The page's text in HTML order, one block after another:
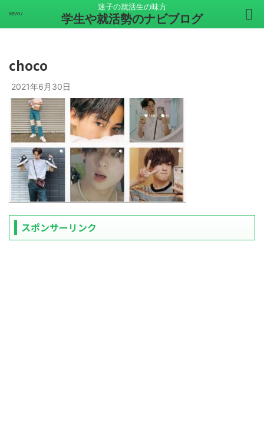
迷子の就活生の味方
学生や就活勢のナビブログ
choco
2021年6月30日
スポンサーリンク